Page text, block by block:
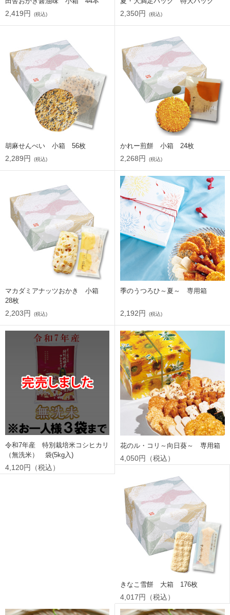
2,419円 (税込) 2,350円 (税込)
胡麻せんべい 小箱 56枚
2,289円 (税込)
かれー煎餅 小箱 24枚
2,268円 (税込)
マカダミアナッツおかき 小箱
28枚
2,203円 (税込)
季のうつろひ～夏～ 専用箱
2,192円 (税込)
令和7年産 特別栽培米コシヒカリ
（無洗米） 袋(5kg入)
4,120円（税込）
花のル・コリ～向日葵～ 専用箱
4,050円（税込）
きなこ雪餅 大箱 176枚
4,017円（税込）